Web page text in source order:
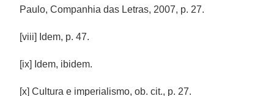
Paulo, Companhia das Letras, 2007, p. 27.
[viii] Idem, p. 47.
[ix] Idem, ibidem.
[x] Cultura e imperialismo, ob. cit., p. 27.